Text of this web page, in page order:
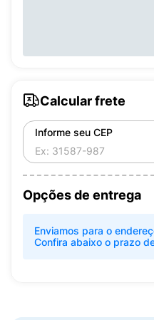
Calcular frete
Informe seu CEP
Opções de entrega
Enviamos para o
Confira abaixo o prazo